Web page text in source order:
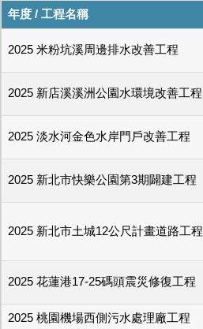
年度 / 工程名稱
2025 米粉坑溪周邊排水改善工程
2025 新店溪溪洲公園水環境改善工程
2025 淡水河金色水岸門戶改善工程
2025 新北市快樂公園第3期闢建工程
2025 新北市土城12公尺計畫道路工程
2025 花蓮港17-25碼頭震災修復工程
2025 桃園機場西側污水處理廠工程